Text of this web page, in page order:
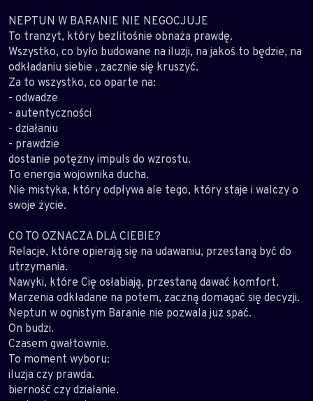
NEPTUN W BARANIE NIE NEGOCJUJE
To tranzyt, który bezlitośnie obnaża prawdę.
Wszystko, co było budowane na iluzji, na jakoś to będzie, na
odkładaniu siebie , zacznie się kruszyć.
Za to wszystko, co oparte na:
- odwadze
- autentyczności
- działaniu
- prawdzie
dostanie potężny impuls do wzrostu.
To energia wojownika ducha.
Nie mistyka, który odpływa ale tego, który staje i walczy o
swoje życie.
CO TO OZNACZA DLA CIEBIE?
Relacje, które opierają się na udawaniu, przestaną być do
utrzymania.
Nawyki, które Cię osłabiają, przestaną dawać komfort.
Marzenia odkładane na potem, zaczną domagać się decyzji.
Neptun w ognistym Baranie nie pozwala już spać.
On budzi.
Czasem gwałtownie.
To moment wyboru:
iluzja czy prawda.
bierność czy działanie.